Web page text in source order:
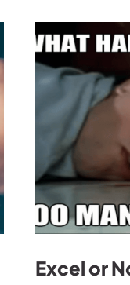
Excel or